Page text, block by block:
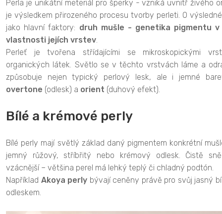
Perla je unikátní meteriál pro šperky - vzniká uvnitř živého
je výsledkem přirozeného procesu tvorby perleti. O
jako hlavní faktory: druh mušle - genetika pigmentu
vlastnosti jejích vrstev.
Perleť je tvořena střídajícími se mikroskopickými
organických látek. Světlo se v těchto vrstvách láme a
způsobuje nejen typický perlový lesk, ale i jemné
overtone (odlesk) a orient (duhový efekt).
Bílé a krémové perly
Bílé perly mají světlý základ daný pigmentem konkrétní
jemný růžový, stříbřitý nebo krémový odlesk. Čistě
vzácnější – většina perel má lehký teplý či chladný podtón.
Například Akoya perly bývají ceněny právě pro svůj jasný
odleskem.